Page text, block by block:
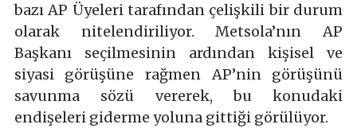
bazı AP Üyeleri tarafından çelişkili bir durum
olarak nitelendiriliyor. Metsola’nın AP
Başkanı seçilmesinin ardından kişisel ve
siyasi görüşüne rağmen AP’nin görüşünü
savunma sözü vererek, bu konudaki
endişeleri giderme yoluna gittiği görülüyor.